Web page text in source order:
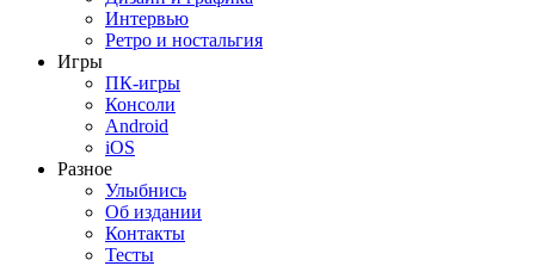
Интервью
Ретро и ностальгия
Игры
ПК-игры
Консоли
Android
iOS
Разное
Улыбнись
Об издании
Контакты
Тесты